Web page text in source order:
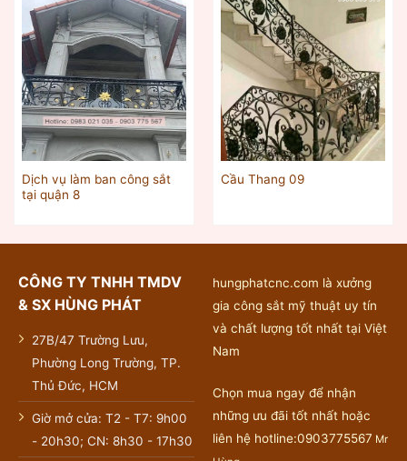
Dịch vụ làm ban công sắt
tại quận 8
Cầu Thang 09
CÔNG TY TNHH TMDV
& SX HÙNG PHÁT
27B/47 Trường Lưu,
Phường Long Trường, TP.
Thủ Đức, HCM
Giờ mở cửa: T2 - T7: 9h00
- 20h30; CN: 8h30 - 17h30
hungphatcnc.com là xưởng
gia công sắt mỹ thuật uy tín
và chất lượng tốt nhất tại Việt
Nam
Chọn mua ngay để nhận
những ưu đãi tốt nhất hoặc
liên hệ hotline:0903775567 Mr